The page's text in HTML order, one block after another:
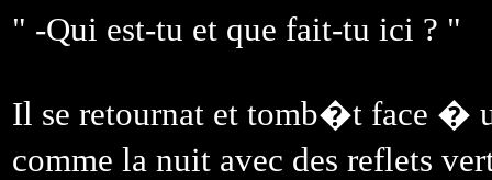
" -Qui est-tu et que fait-tu ici ? "
Il se retournat et tomb�t face �
comme la nuit avec des reflets